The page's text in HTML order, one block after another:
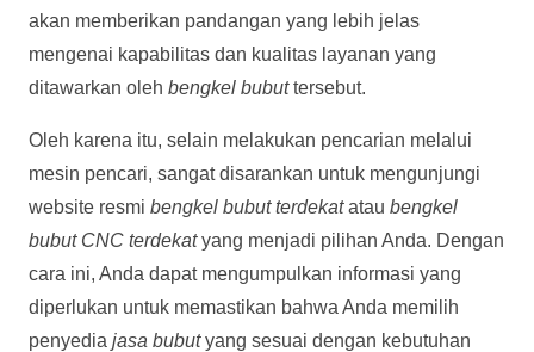
akan memberikan pandangan yang lebih jelas
mengenai kapabilitas dan kualitas layanan yang
ditawarkan oleh bengkel bubuttersebut.
Oleh karena itu, selain melakukan pencarian melalui
mesin pencari, sangat disarankan untuk mengunjungi
website resmi bengkel bubut terdekatatau bengkel
bubut CNC terdekatyang menjadi pilihan Anda. Dengan
cara ini, Anda dapat mengumpulkan informasi yang
diperlukan untuk memastikan bahwa Anda memilih
penyedia jasa bubutyang sesuai dengan kebutuhan